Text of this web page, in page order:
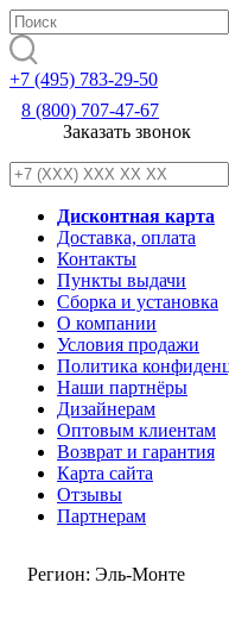
+7 (495) 783-29-50
8 (800) 707-47-67
Заказать звонок
Дисконтная карта
Доставка, оплата
Контакты
Пункты выдачи
Сборка и установка
О компании
Условия продажи
Политика
Наши партнёры
Дизайнерам
Оптовым клиентам
Возврат и гарантия
Карта сайта
Отзывы
Партнерам
Регион: Эль-Монте